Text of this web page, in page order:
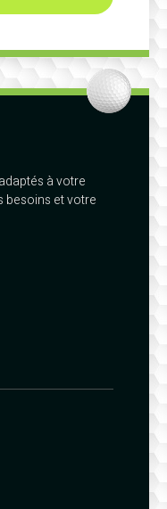
à votre
besoins et votre